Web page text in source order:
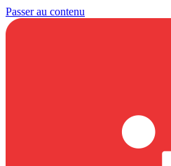
Passer au contenu